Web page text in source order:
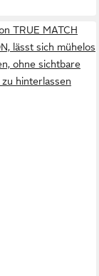
TRUE MATCH
lässt sich mühelos
ohne sichtbare
zu hinterlassen